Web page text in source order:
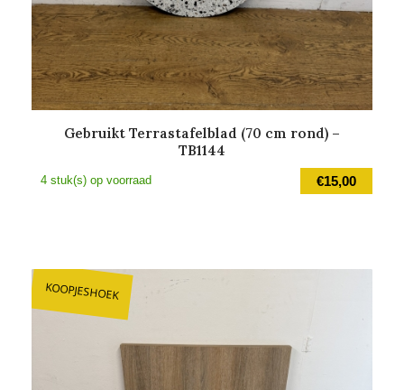
Gebruikt Terrastafelblad (70 cm rond) –
TB1144
€15,00
4 stuk(s) op voorraad
KOOPJESHOEK